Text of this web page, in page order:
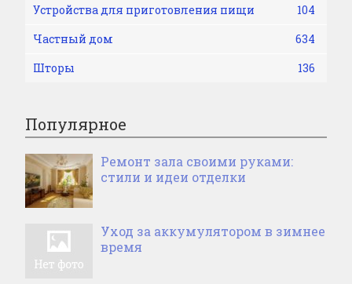
Устройства для приготовления пищи
104
Частный дом
634
Шторы
136
Популярное
Ремонт зала своими руками:
стили и идеи отделки
Уход за аккумулятором в зимнее
время